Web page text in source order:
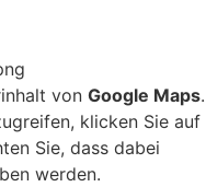
von Google Maps.
klicken Sie auf
Sie, dass dabei
werden.